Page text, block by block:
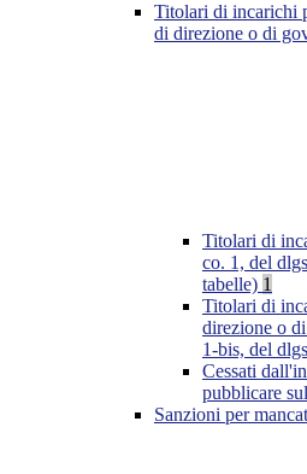
Titolari di incarichi
di direzione o di
Titolari di
co. 1, del
tabelle) 1
Titolari di
direzione o
1-bis, del
Cessati
pubblicare
Sanzioni per